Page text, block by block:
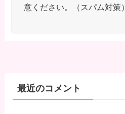
意ください。（スパム対策）
最近のコメント